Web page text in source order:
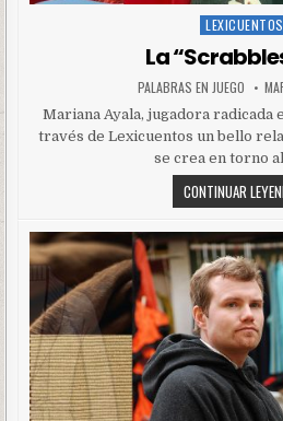
Posted
LEXICUENTOS
La
PALABRAS EN JUEGO
Mariana Ayala, jugadora radicada
través de Lexicuentos un bello
se crea en torno
CONTINUAR